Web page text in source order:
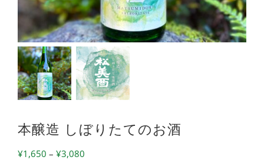
本醸造 しぼりたてのお酒
¥1,650 – ¥3,080